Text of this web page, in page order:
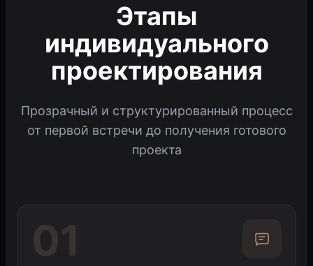
Этапы
индивидуального
проектирования
Прозрачный и структурированный процесс
от первой встречи до получения готового
проекта
01